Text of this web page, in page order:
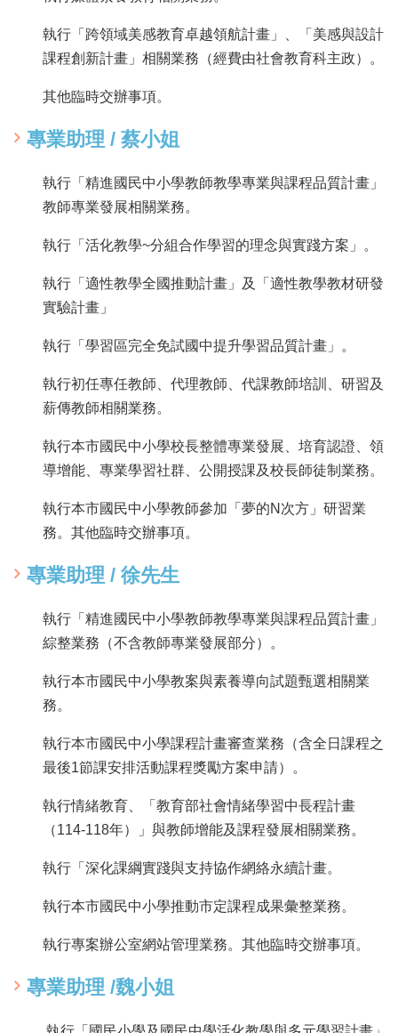
執行「跨領域美感教育卓越領航計畫」、「美感與設計
課程創新計畫」相關業務（經費由社會教育科主政）。
其他臨時交辦事項。
專業助理 / 蔡小姐
執行「精進國民中小學教師教學專業與課程品質計畫」
教師專業發展相關業務。
執行「活化教學~分組合作學習的理念與實踐方案」。
執行「適性教學全國推動計畫」及「適性教學教材研發
實驗計畫」
執行「學習區完全免試國中提升學習品質計畫」。
執行初任專任教師、代理教師、代課教師培訓、研習及
薪傳教師相關業務。
執行本市國民中小學校長整體專業發展、培育認證、領
導增能、專業學習社群、公開授課及校長師徒制業務。
執行本市國民中小學教師參加「夢的N次方」研習業
務。其他臨時交辦事項。
專業助理 / 徐先生
執行「精進國民中小學教師教學專業與課程品質計畫」
綜整業務（不含教師專業發展部分）。
執行本市國民中小學教案與素養導向試題甄選相關業
務。
執行本市國民中小學課程計畫審查業務（含全日課程之
最後1節課安排活動課程獎勵方案申請）。
執行情緒教育、「教育部社會情緒學習中長程計畫
（114-118年）」與教師增能及課程發展相關業務。
執行「深化課綱實踐與支持協作網絡永續計畫。
執行本市國民中小學推動市定課程成果彙整業務。
執行專案辦公室網站管理業務。其他臨時交辦事項。
專業助理 /魏小姐